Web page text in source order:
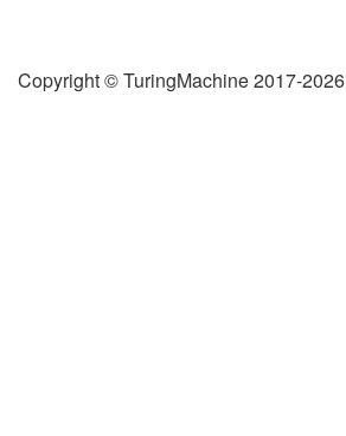
Copyright © TuringMachine 2017-2026